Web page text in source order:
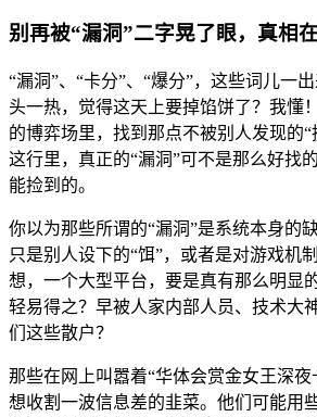
别再被“漏洞”二字晃了眼，真相在
“漏洞”、“卡分”、“爆分”，这些词儿一
头一热，觉得这天上要掉馅饼了？我懂
的博弈场里，找到那点不被别人发现的
这行里，真正的“漏洞”可不是那么好找
能捡到的。
你以为那些所谓的“漏洞”是系统本身的
只是别人设下的“饵”，或者是对游戏机
想，一个大型平台，要是真有那么明显
轻易得之？早被人家内部人员、技术大
们这些散户？
那些在网上叫嚣着“华体会赏金女王深
想收割一波信息差的韭菜。他们可能用